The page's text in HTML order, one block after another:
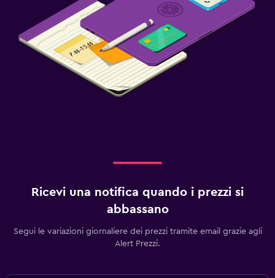
Ricevi una notifica quando i prezzi si
abbassano
Segui le variazioni giornaliere dei prezzi tramite email grazie agli
Alert Prezzi.